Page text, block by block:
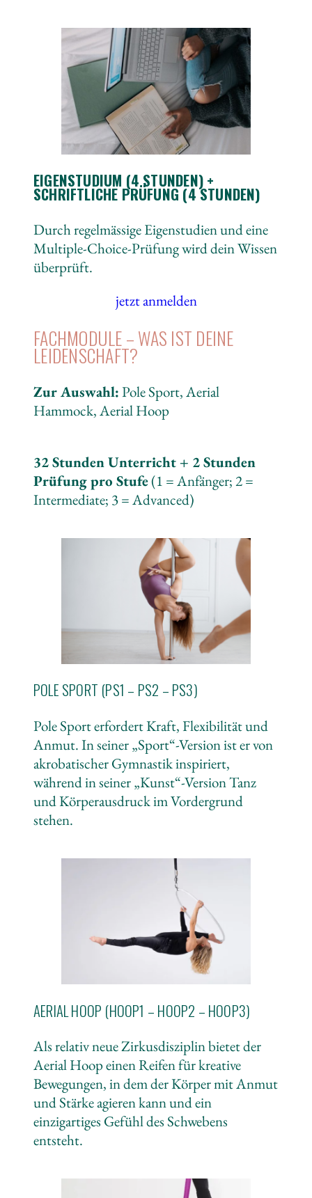
EIGENSTUDIUM (4 STUNDEN) +
SCHRIFTLICHE PRÜFUNG (4 STUNDEN)
Durch regelmässige Eigenstudien und eine
Multiple-Choice-Prüfung wird dein Wissen
überprüft.
jetzt anmelden
FACHMODULE – WAS IST DEINE
LEIDENSCHAFT?
Zur Auswahl:Pole Sport, Aerial
Hammock, Aerial Hoop
32 Stunden Unterricht + 2 Stunden
Prüfung pro Stufe(1 = Anfänger; 2 =
Intermediate; 3 = Advanced)
POLE SPORT (PS1 – PS2 – PS3)
Pole Sport erfordert Kraft, Flexibilität und
Anmut. In seiner „Sport“-Version ist er von
akrobatischer Gymnastik inspiriert,
während in seiner „Kunst“-Version Tanz
und Körperausdruck im Vordergrund
stehen.
AERIAL HOOP (HOOP1 – HOOP2 – HOOP3)
Als relativ neue Zirkusdisziplin bietet der
Aerial Hoop einen Reifen für kreative
Bewegungen, in dem der Körper mit Anmut
und Stärke agieren kann und ein
einzigartiges Gefühl des Schwebens
entsteht.